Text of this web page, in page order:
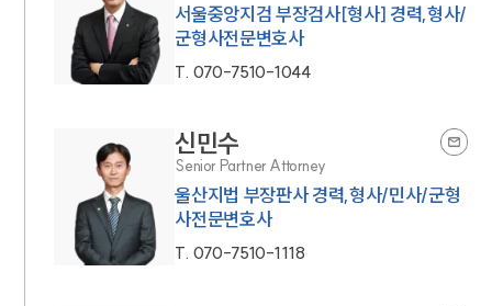
서울중앙지검 부장검사[형사] 경력,형사/
군형사전문변호사
T. 070-7510-1044
신민수
Senior Partner Attorney
울산지법 부장판사 경력,형사/민사/군형
사전문변호사
T. 070-7510-1118